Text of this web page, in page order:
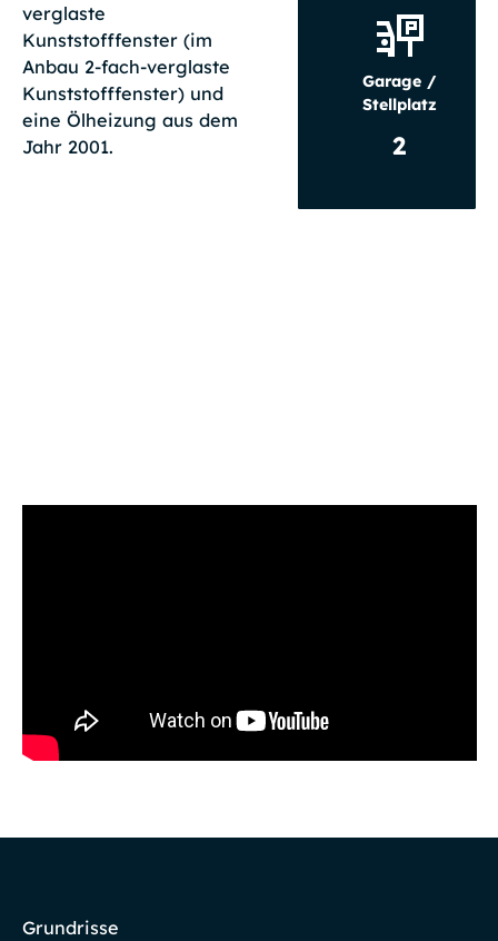
verglaste
Kunststofffenster (im
Anbau 2-fach-verglaste
Kunststofffenster) und
eine Ölheizung aus dem
Jahr 2001.
Garage /
Stellplatz
2
Grundrisse